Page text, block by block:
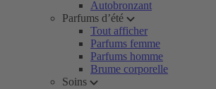
Autobronzant
Parfums d’été
Tout afficher
Parfums femme
Parfums homme
Brume corporelle
Soins